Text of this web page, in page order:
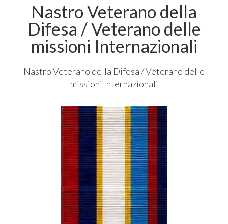
Nastro Veterano della
Difesa / Veterano delle
missioni Internazionali
Nastro Veterano della Difesa / Veterano delle
missioni Internazionali